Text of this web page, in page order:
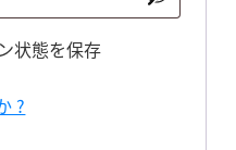
状態を保存
?